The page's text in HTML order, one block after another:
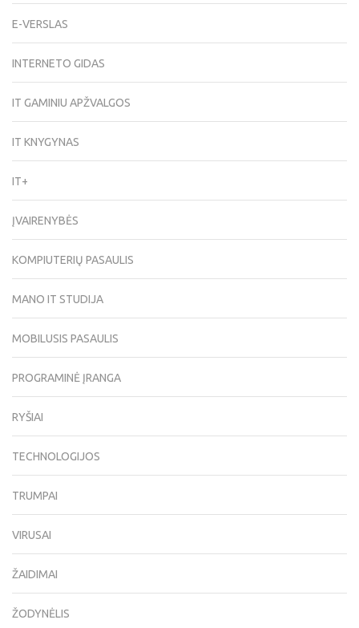
E-VERSLAS
INTERNETO GIDAS
IT GAMINIU APŽVALGOS
IT KNYGYNAS
IT+
ĮVAIRENYBĖS
KOMPIUTERIŲ PASAULIS
MANO IT STUDIJA
MOBILUSIS PASAULIS
PROGRAMINĖ ĮRANGA
RYŠIAI
TECHNOLOGIJOS
TRUMPAI
VIRUSAI
ŽAIDIMAI
ŽODYNĖLIS